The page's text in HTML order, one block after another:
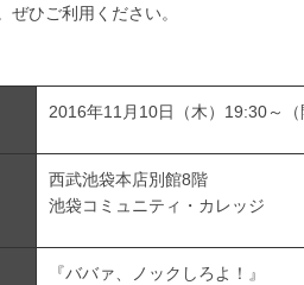
ぜひご利用ください。
2016年11月10日（木）19:30～（
西武池袋本店別館8階
池袋コミュニティ・カレッジ
『ババァ、ノックしろよ！』